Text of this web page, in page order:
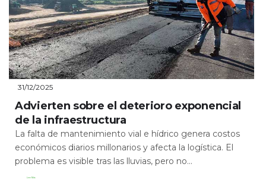
31/12/2025
Advierten sobre el deterioro exponencial
de la infraestructura
La falta de mantenimiento vial e hídrico genera costos
económicos diarios millonarios y afecta la logística. El
problema es visible tras las lluvias, pero no...
Leer Más